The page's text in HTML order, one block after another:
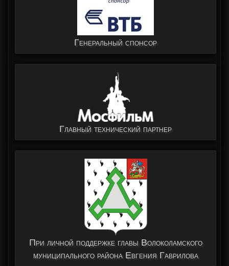
Генеральный спонсор
Главный технический партнер
При личной поддержке главы Волоколамского
муниципального района Евгения Гаврилова